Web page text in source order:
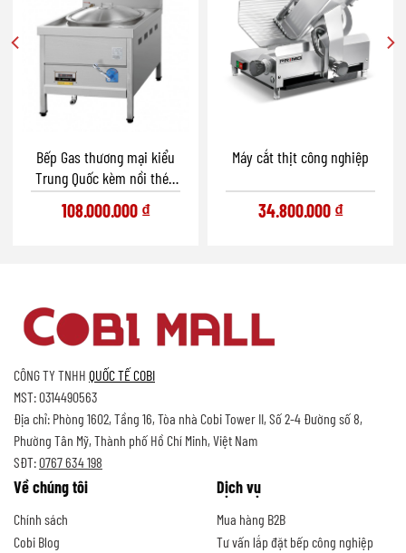
Bếp Gas thương mại kiểu
Trung Quốc kèm nồi thép
không gỉ
108.000.000 ₫
Máy cắt thịt công nghiệp
34.800.000 ₫
CÔNG TY TNHH QUỐC TẾ COBI
MST: 0314490563
Địa chỉ: Phòng 1602, Tầng 16, Tòa nhà Cobi Tower II, Số 2-4 Đường số 8,
Phường Tân Mỹ, Thành phố Hồ Chí Minh, Việt Nam
SĐT:0767 634 198
Về chúng tôi
Chính sách
Cobi Blog
Dịch vụ
Mua hàng B2B
Tư vấn lắp đặt bếp công nghiệp